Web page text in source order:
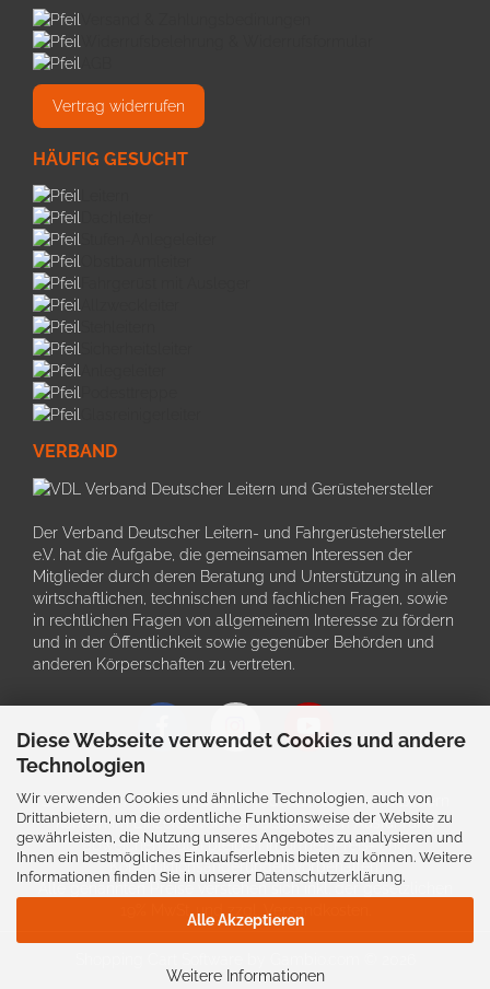
Diese Webseite verwendet Cookies und andere
Technologien
Wir verwenden Cookies und ähnliche Technologien, auch von
Drittanbietern, um die ordentliche Funktionsweise der Website zu
gewährleisten, die Nutzung unseres Angebotes zu analysieren und
Ihnen ein bestmögliches Einkaufserlebnis bieten zu können. Weitere
Informationen finden Sie in unserer Datenschutzerklärung.
Alle Akzeptieren
Weitere Informationen
Vertrag widerrufen
HÄUFIG GESUCHT
VERBAND
Der Verband Deutscher Leitern- und Fahrgerüstehersteller
e.V. hat die Aufgabe, die gemeinsamen Interessen der
Mitglieder durch deren Beratung und Unterstützung in allen
wirtschaftlichen, technischen und fachlichen Fragen, sowie
in rechtlichen Fragen von allgemeinem Interesse zu fördern
und in der Öffentlichkeit sowie gegenüber Behörden und
anderen Körperschaften zu vertreten.
Schriftliche Angaben zu den Produkten und deren Bildern
können im Einzefall von der tatsächlichen Ausführung
abweichen. Auch bleiben Irrtürmer, Preis- und
Konstruktionsänderungen vorbehalten.
Alle genannten Preise verstehen sich inkl. der gesetzlichen
19% MwSt. und zzgl. Versandkosten.